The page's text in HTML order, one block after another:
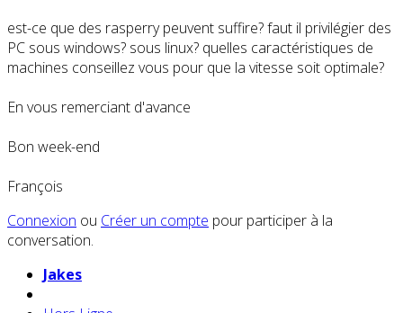
est-ce que des rasperry peuvent suffire? faut il privilégier des
PC sous windows? sous linux? quelles caractéristiques de
machines conseillez vous pour que la vitesse soit optimale?
En vous remerciant d'avance
Bon week-end
François
Connexion ou Créer un compte pour participer à la
conversation.
Jakes